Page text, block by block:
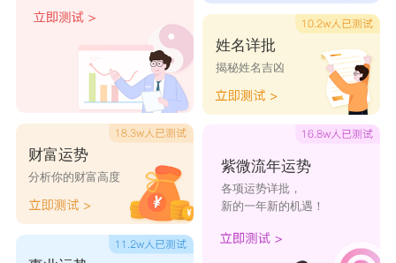
财富运势
分析你的财富高度
姓名详批
揭秘姓名吉凶
紫微流年运势
各项运势详批，
新的一年新的机遇！